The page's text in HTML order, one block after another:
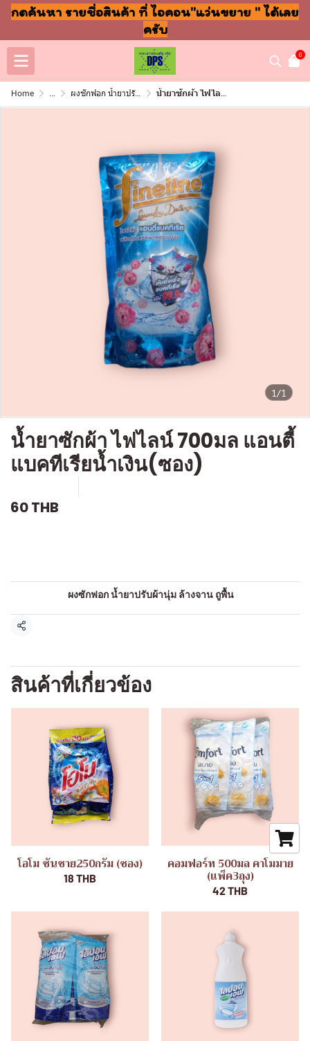
กดค้นหา รายชื่อสินค้า ที่ ไอคอน"แว่นขยาย " ได้เลย
ครับ
0
Home ... ผงซักฟอก น้ำยาปรับผ้านุ่ม ล้างจาน ถูพื้น น้ำยาซักผ้า ไฟไลน์ 700มล แอนตี้แบคทีเรียน้ำเงิน(ซอง)
1/1
น้ำยาซักผ้า ไฟไลน์ 700มล แอนตี้
แบคทีเรียน้ำเงิน(ซอง)
60 THB
ผงซักฟอก น้ำยาปรับผ้านุ่ม ล้างจาน ถูพื้น
แชร์
สินค้าที่เกี่ยวข้อง
โอโม ซันชาย250กรัม (ซอง)
18 THB
คอมฟอร์ท 500มล คาโมมาย
(แพ็ค3ถุง)
42 THB